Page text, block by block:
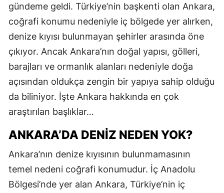
gündeme geldi. Türkiye’nin başkenti olan Ankara,
coğrafi konumu nedeniyle iç bölgede yer alırken,
denize kıyısı bulunmayan şehirler arasında öne
çıkıyor. Ancak Ankara’nın doğal yapısı, gölleri,
barajları ve ormanlık alanları nedeniyle doğa
açısından oldukça zengin bir yapıya sahip olduğu
da biliniyor. İşte Ankara hakkında en çok
araştırılan başlıklar…
ANKARA’DA DENIZ NEDEN YOK?
Ankara’nın denize kıyısının bulunmamasının
temel nedeni coğrafi konumudur. İç Anadolu
Bölgesi’nde yer alan Ankara, Türkiye’nin iç